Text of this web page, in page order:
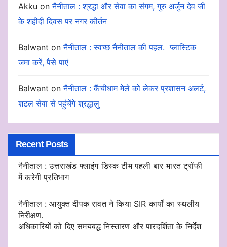
Akku onनैनीताल : श्रद्धा और सेवा का संगम, गुरु अर्जुन देव जी
के शहीदी दिवस पर नगर कीर्तन
Balwant onनैनीताल : स्वच्छ नैनीताल की पहल. प्लास्टिक
जमा करें, पैसे पाएं
Balwant onनैनीताल : कैंचीधाम मेले को लेकर प्रशासन अलर्ट,
शटल सेवा से पहुंचेंगे श्रद्धालु
Recent Posts
नैनीताल : उत्तराखंड फ्लाइंग डिस्क टीम पहली बार भारत ट्रॉफी
में करेगी प्रतिभाग
नैनीताल : आयुक्त दीपक रावत ने किया SIR कार्यों का स्थलीय
निरीक्षण.
अधिकारियों को दिए समयबद्ध निस्तारण और पारदर्शिता के निर्देश